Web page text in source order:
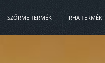
SZŐRME TERMÉK IRHA TERMÉK